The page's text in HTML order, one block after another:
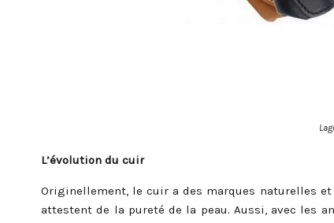
L’évolution du cuir
Originellement, le cuir a des marques naturelles
attestent de la pureté de la peau. Aussi, avec les